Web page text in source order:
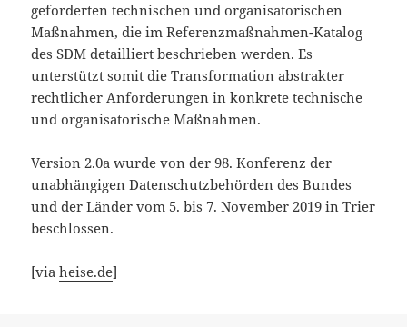
geforderten technischen und organisatorischen
Maßnahmen, die im Referenzmaßnahmen-Katalog
des SDM detailliert beschrieben werden. Es
unterstützt somit die Transformation abstrakter
rechtlicher Anforderungen in konkrete technische
und organisatorische Maßnahmen.
Version 2.0a wurde von der 98. Konferenz der
unabhängigen Datenschutzbehörden des Bundes
und der Länder vom 5. bis 7. November 2019 in Trier
beschlossen.
[viaheise.de]